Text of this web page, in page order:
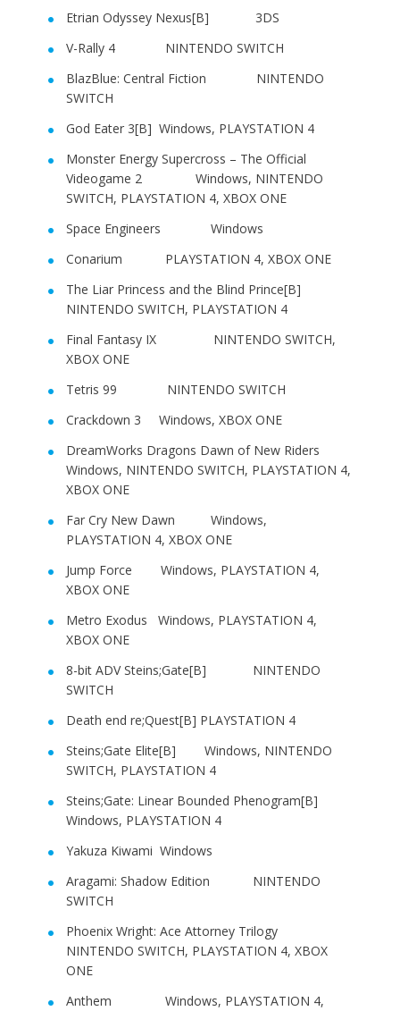
Etrian Odyssey Nexus[B] 3DS
V-Rally 4 NINTENDO SWITCH
BlazBlue: Central Fiction NINTENDO
SWITCH
God Eater 3[B] Windows, PLAYSTATION 4
Monster Energy Supercross – The Official
Videogame 2 Windows, NINTENDO
SWITCH, PLAYSTATION 4, XBOX ONE
Space Engineers Windows
Conarium PLAYSTATION 4, XBOX ONE
The Liar Princess and the Blind Prince[B]
NINTENDO SWITCH, PLAYSTATION 4
Final Fantasy IX NINTENDO SWITCH,
XBOX ONE
Tetris 99 NINTENDO SWITCH
Crackdown 3 Windows, XBOX ONE
DreamWorks Dragons Dawn of New Riders
Windows, NINTENDO SWITCH, PLAYSTATION 4,
XBOX ONE
Far Cry New Dawn Windows,
PLAYSTATION 4, XBOX ONE
Jump Force Windows, PLAYSTATION 4,
XBOX ONE
Metro Exodus Windows, PLAYSTATION 4,
XBOX ONE
8-bit ADV Steins;Gate[B] NINTENDO
SWITCH
Death end re;Quest[B] PLAYSTATION 4
Steins;Gate Elite[B] Windows, NINTENDO
SWITCH, PLAYSTATION 4
Steins;Gate: Linear Bounded Phenogram[B]
Windows, PLAYSTATION 4
Yakuza Kiwami Windows
Aragami: Shadow Edition NINTENDO
SWITCH
Phoenix Wright: Ace Attorney Trilogy
NINTENDO SWITCH, PLAYSTATION 4, XBOX
ONE
Anthem Windows, PLAYSTATION 4,